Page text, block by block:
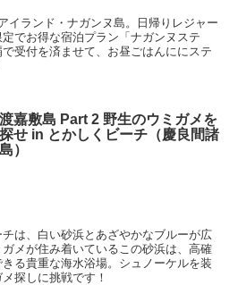
イランド・ナガンヌ島。日帰りレジャー
でお得な宿泊プラン「ナガンヌステ
受付を済ませて、お昼ごはんににステ
渡嘉敷島 Part 2 野生のウミガメを
探せ in とかしくビーチ（慶良間諸
島）
は、白い砂浜とあざやかなブルーが広
メが住み着いているこの砂浜は、高確
る貴重な海水浴場。シュノーケルを装
探しに挑戦です！